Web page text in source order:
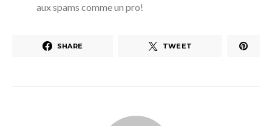
aux spams comme un pro!
SHARE TWEET